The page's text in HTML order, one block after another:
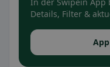
Details, Filter &